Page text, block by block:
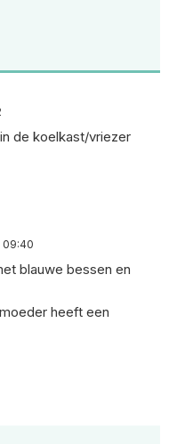
de koelkast/vriezer
09:40
blauwe bessen en
heeft een